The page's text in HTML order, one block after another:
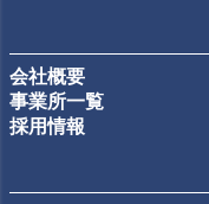
会社概要
事業所一覧
採用情報